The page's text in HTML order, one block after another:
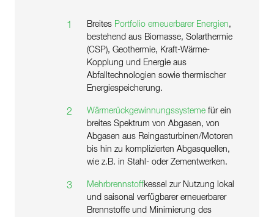
1 Breites Portfolio erneuerbarer Energien,
bestehend aus Biomasse, Solarthermie
(CSP), Geothermie, Kraft-Wärme-
Kopplung und Energie aus
Abfalltechnologien sowie thermischer
Energiespeicherung.
2 Wärmerückgewinnungssystemefür ein
breites Spektrum von Abgasen, von
Abgasen aus Reingasturbinen/Motoren
bis hin zu komplizierten Abgasquellen,
wie z.B. in Stahl- oder Zementwerken.
3 Mehrbrennstoffkessel zur Nutzung lokal
und saisonal verfügbarer erneuerbarer
Brennstoffe und Minimierung des